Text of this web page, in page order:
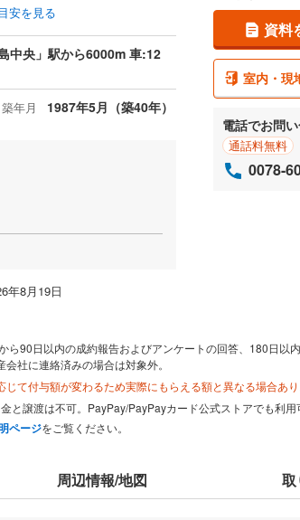
安を見る
中央」駅から6000m 車:12
築年月 1987年5月（築40年）
年8月19日
資料
室内・現
電話でお問
通話料無料
0078-
ら90日以内の成約報告およびアンケートの回答、180日以
社に連絡済みの場合は対象外。
じて付与額が変わるため実際にもらえる額と異なる場合あり
と譲渡は不可。PayPay/PayPayカード公式ストアでも利用
ページをご覧ください。
周辺情報/地図 取